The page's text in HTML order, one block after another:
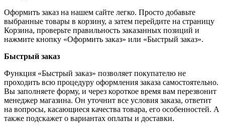
Оформить заказ на нашем сайте легко. Просто добавьте
выбранные товары в корзину, а затем перейдите на страницу
Корзина, проверьте правильность заказанных позиций и
нажмите кнопку «Оформить заказ» или «Быстрый заказ».
Быстрый заказ
Функция «Быстрый заказ» позволяет покупателю не
проходить всю процедуру оформления заказа самостоятельно.
Вы заполняете форму, и через короткое время вам перезвонит
менеджер магазина. Он уточнит все условия заказа, ответит
на вопросы, касающиеся качества товара, его особенностей. А
также подскажет о вариантах оплаты и доставки.